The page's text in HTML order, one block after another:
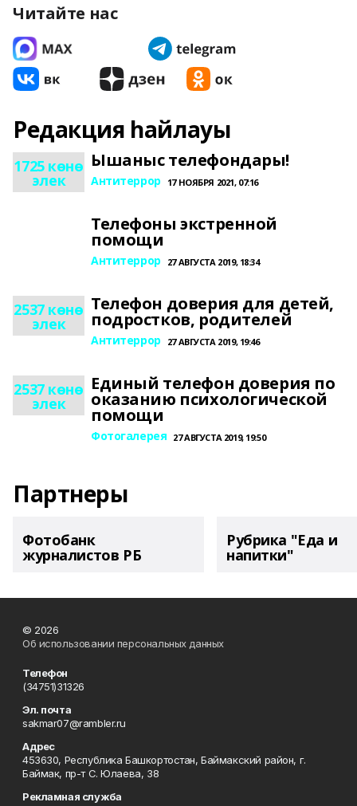
Читайте нас
Редакция һайлауы
1725 көнө
элек
Ышаныс телефондары!
Антитеррор 17 НОЯБРЯ 2021, 07:16
Телефоны экстренной
помощи
Антитеррор 27 АВГУСТА 2019, 18:34
2537 көнө
элек
Телефон доверия для детей,
подростков, родителей
Антитеррор 27 АВГУСТА 2019, 19:46
2537 көнө
элек
Единый телефон доверия по
оказанию психологической
помощи
Фотогалерея 27 АВГУСТА 2019, 19:50
Партнеры
Фотобанк
журналистов РБ
Рубрика "Еда и
напитки"
© 2026
Об использовании персональных данных
Телефон
(34751)31326
Эл. почта
sakmar07@rambler.ru
Адрес
453630, Республика Башкортостан, Баймакский район, г.
Баймак, пр-т С. Юлаева, 38
Рекламная служба